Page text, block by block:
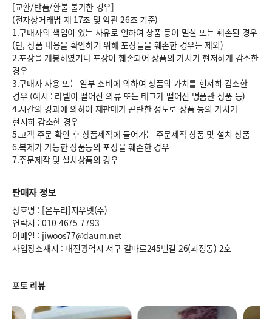
[교환/반품/환불 불가한 경우]
(전자상거래법 제 17조 및 약관 26조 기준)
1.구매자의 책임이 있는 사유로 인하여 상품 등이 멸실 또는 훼손된 경우
(단, 상품 내용을 확인하기 위해 포장들을 훼손한 경우는 제외)
2.포장을 개봉하였거나 포장이 훼손되어 상품의 가치가 현저하게 감소한
경우
3.구매자 사용 또는 일부 소비에 의하여 상품의 가치를 현저히 감소한
경우 (예시 : 라벨이 떨어진 의류 또는 태그가 떨어진 명품관 상품 등)
4.시간의 경과에 의하여 재판매가 곤란한 정도로 상품 등의 가치가
현저히 감소한 경우
5.고객 주문 확인 후 상품제작에 들어가는 주문제작 상품 및 설치 상품
6.복제가 가능한 상품등의 포장을 훼손한 경우
7.주문제작 및 설치상품의 경우
판매자 정보
상호명 : [온누리]지우넷(주)
연락처 : 010-4675-7793
이메일 : jiwoos77@daum.net
사업장소재지 : 대전광역시 서구 갈마로245번길 26(괴정동) 2호
포토 리뷰